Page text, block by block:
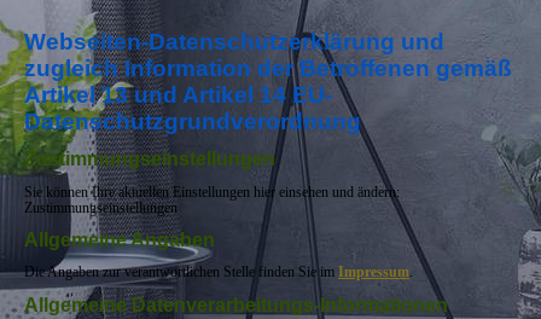
Webseiten-Datenschutzerklärung und
zugleich Information der Betroffenen gemäß
Artikel 13 und Artikel 14 EU-
Datenschutzgrundverordnung
Zustimmungseinstellungen
Sie können Ihre aktuellen Einstellungen hier einsehen und ändern:
Zustimmungseinstellungen
Allgemeine Angaben
Die Angaben zur verantwortlichen Stelle finden Sie im Impressum.
Allgemeine Datenverarbeitungs-Informationen